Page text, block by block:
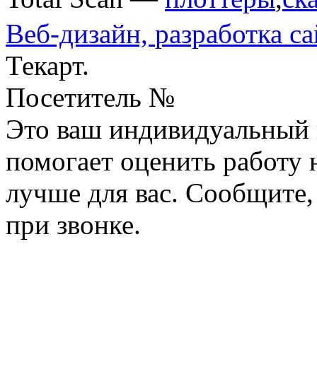
Веб-дизайн, разработка
Текарт.
Посетитель №
Это ваш
помогает оценить работу
лучше для вас.
при звонке.